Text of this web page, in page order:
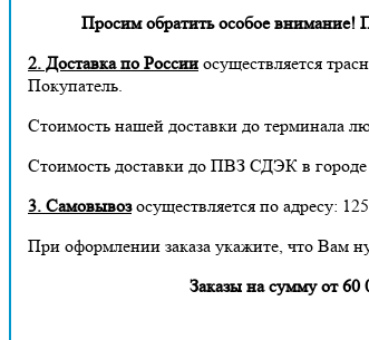
Просим обратить особое внимание!
2. Доставка по России осуществляется
Покупатель.
Стоимость нашей доставки до терминала
Стоимость доставки до ПВЗ СДЭК в городе
3. Самовывозосуществляется по адресу:
При оформлении заказа укажите, что Вам
Заказы на сумму от